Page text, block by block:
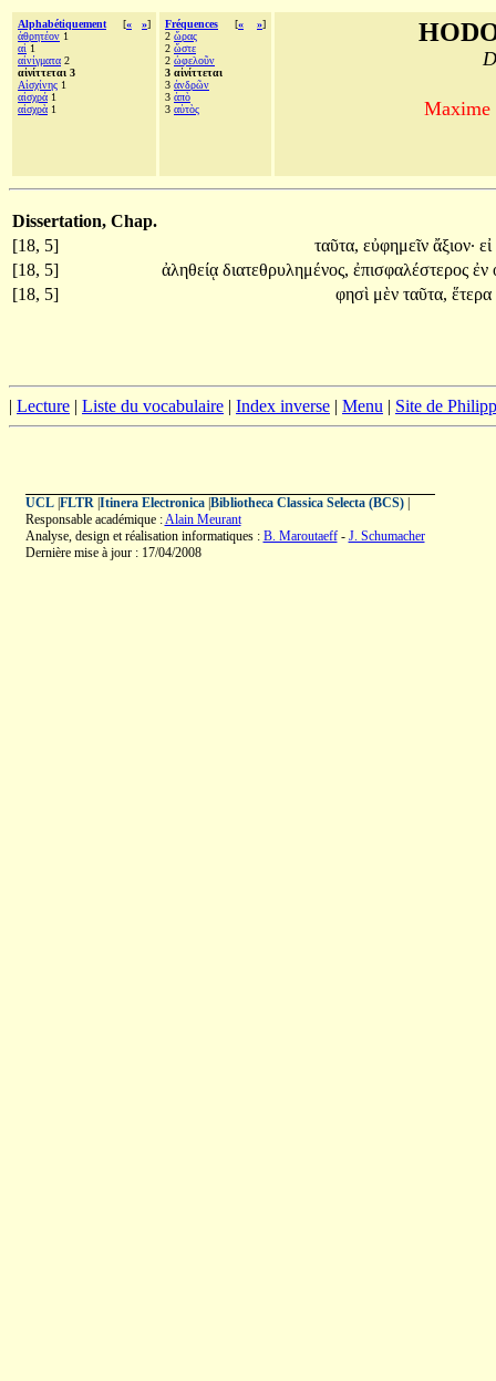
Alphabétiquement [« »]
ἀθρητέον 1
αἱ 1
αἰνίγματα 2
αἰνίττεται 3
Αἰσχίνης 1
αἰσχρά 1
αἰσχρὰ 1
Fréquences [« »]
2 ὥρας
2 ὥστε
2 ὠφελοῦν
3 αἰνίττεται
3 ἀνδρῶν
3 ἀπὸ
3 αὐτὸς Maxime
Dissertation, Chap.
[18, 5]
ταῦτα, εὐφημεῖν ἄξιον· εἰ
[18, 5]
ἀληθείᾳ διατεθρυλημένος, ἐπισφαλέστερος ἐν
[18, 5]
φησὶ μὲν ταῦτα, ἕτερα
| Lecture | Liste du vocabulaire | Index inverse | Menu | Site de
UCL| FLTR| Itinera Electronica| Bibliotheca Classica Selecta (BCS)|
Responsable académique :Alain Meurant
Analyse, design et réalisation informatiques : B. Maroutaeff- J. Schumacher
Dernière mise à jour : 17/04/2008